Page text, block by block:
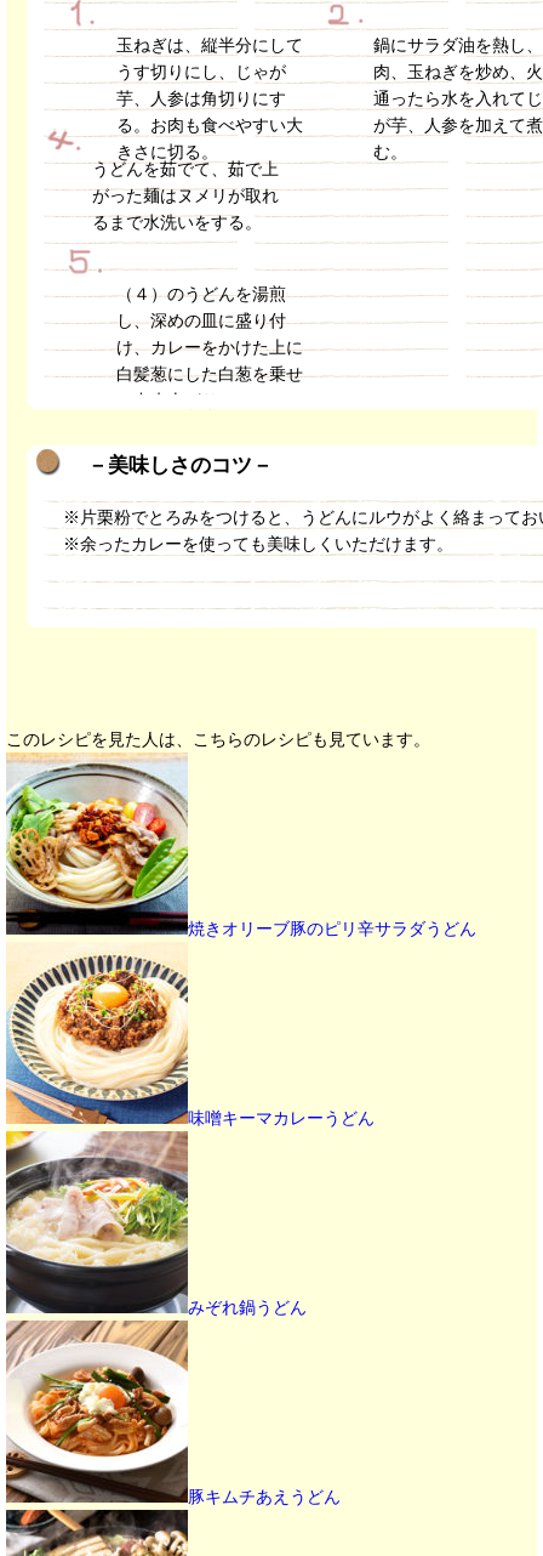
玉ねぎは、縦半分にして
うす切りにし、じゃが
芋、人参は角切りにす
る。お肉も食べやすい大
きさに切る。
鍋にサラダ油を熱し、
肉、玉ねぎを炒め、
通ったら水を入れて
が芋、人参を加えて
む。
うどんを茹でて、茹で上
がった麺はヌメリが取れ
るまで水洗いをする。
（４）のうどんを湯煎
し、深めの皿に盛り付
け、カレーをかけた上に
白髪葱にした白葱を乗せ
て出来上がり。
－美味しさのコツ－
※片栗粉でとろみをつけると、うどんにルウがよく絡まって
※余ったカレーを使っても美味しくいただけます。
このレシピを見た人は、こちらのレシピも見ています。
焼きオリーブ豚のピリ辛サラダうどん
味噌キーマカレーうどん
みぞれ鍋うどん
豚キムチあえうどん